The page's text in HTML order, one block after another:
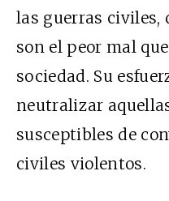
las guerras civiles,
son el peor mal
sociedad. Su
neutralizar
susceptibles de
civiles violentos.